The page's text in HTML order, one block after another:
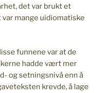
det var brukt et
mange uidiomatiske
funnene var at de
hadde vært mer
og setningsnivå enn å
krevde, å lage